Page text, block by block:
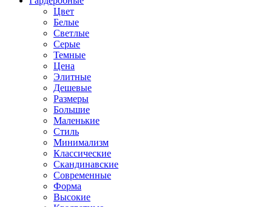
Цвет
Белые
Светлые
Серые
Темные
Цена
Элитные
Дешевые
Размеры
Большие
Маленькие
Стиль
Минимализм
Классические
Скандинавские
Современные
Форма
Высокие